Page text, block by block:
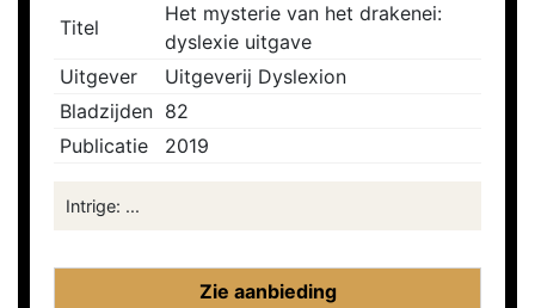
Titel
Het mysterie van het drakenei:
dyslexie uitgave
Uitgever
Uitgeverij Dyslexion
Bladzijden 82
Publicatie
2019
Intrige: ...
Zie aanbieding